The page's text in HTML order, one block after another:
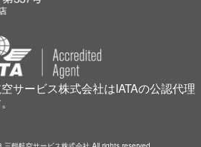
サービス株式会社はIATAの公認代理